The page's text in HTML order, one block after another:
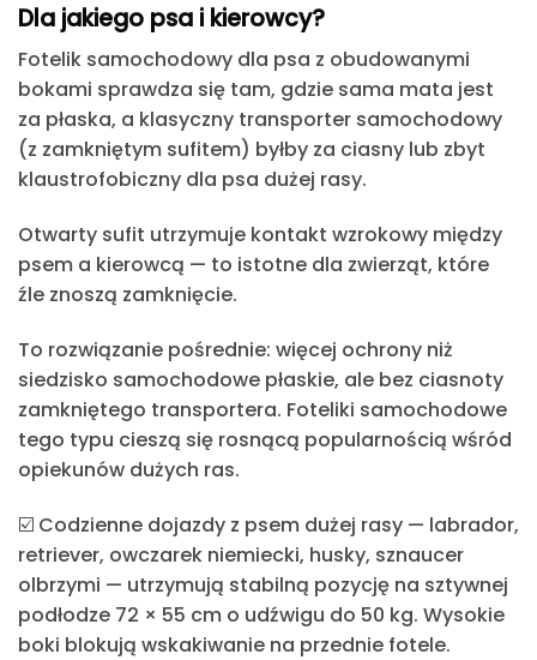
Dla jakiego psa i kierowcy?
Fotelik samochodowy dla psa z obudowanymi
bokami sprawdza się tam, gdzie sama mata jest
za płaska, a klasyczny transporter samochodowy
(z zamkniętym sufitem) byłby za ciasny lub zbyt
klaustrofobiczny dla psa dużej rasy.
Otwarty sufit utrzymuje kontakt wzrokowy między
psem a kierowcą — to istotne dla zwierząt, które
źle znoszą zamknięcie.
To rozwiązanie pośrednie: więcej ochrony niż
siedzisko samochodowe płaskie, ale bez ciasnoty
zamkniętego transportera. Foteliki samochodowe
tego typu cieszą się rosnącą popularnością wśród
opiekunów dużych ras.
☑️ Codzienne dojazdy z psem dużej rasy — labrador,
retriever, owczarek niemiecki, husky, sznaucer
olbrzymi — utrzymują stabilną pozycję na sztywnej
podłodze 72 × 55 cm o udźwigu do 50 kg. Wysokie
boki blokują wskakiwanie na przednie fotele.